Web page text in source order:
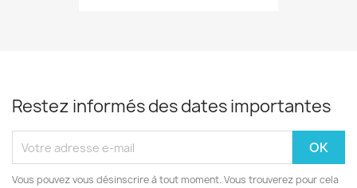
Restez informés des dates importantes
Vous pouvez vous désinscrire à tout moment. Vous trouverez pour cela